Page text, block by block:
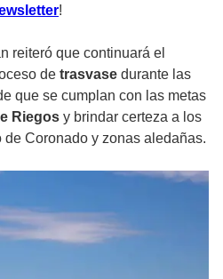
!
reiteró que continuará el
de trasvase durante las
que se cumplan con las metas
Riegos y brindar certeza a los
Coronado y zonas aledañas.